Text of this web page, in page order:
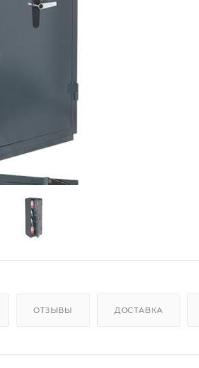
ОТЗЫВЫ ДОСТАВКА